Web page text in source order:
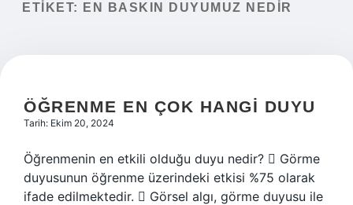
ETIKET: EN BASKIN DUYUMUZ NEDIR
ÖĞRENME EN ÇOK HANGI DUYU
Tarih: Ekim 20, 2024
Öğrenmenin en etkili olduğu duyu nedir?  Görme
duyusunun öğrenme üzerindeki etkisi %75 olarak
ifade edilmektedir.  Görsel algı, görme duyusu ile